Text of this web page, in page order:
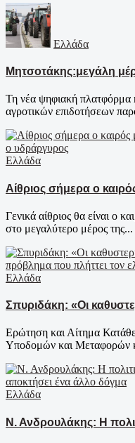
Ελλάδα
Μητσοτάκης:μεγάλη
Τη νέα ψηφιακή πλατφόρμα
αγροτικών επιδοτήσεων
Ελλάδα
Αίθριος σήμερα ο
Γενικά αίθριος θα είναι ο
στο μεγαλύτερο μέρος της...
Ελλάδα
Σπυριδάκη: «Οι
Ερώτηση και Αίτημα
Υποδομών και Μεταφορών
Ελλάδα
Ν. Ανδρουλάκης: Η